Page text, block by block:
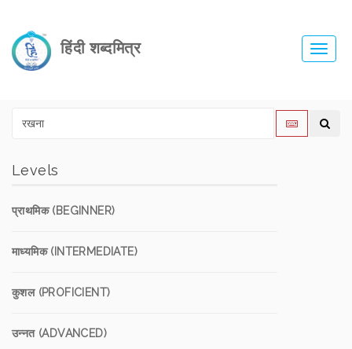
हिंदी शब्दमित्र
Levels
प्राथमिक (BEGINNER)
माध्यमिक (INTERMEDIATE)
कुशल (PROFICIENT)
उन्नत (ADVANCED)